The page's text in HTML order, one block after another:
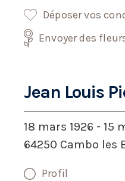
Déposer vos
Envoyer des
Jean Louis
18 mars 1926 - 15
64250 Cambo les
Profil